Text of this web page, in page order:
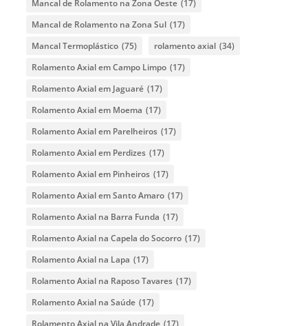
Mancal de Rolamento na Zona Oeste (17)
Mancal de Rolamento na Zona Sul (17)
Mancal Termoplástico (75) rolamento axial (34)
Rolamento Axial em Campo Limpo (17)
Rolamento Axial em Jaguaré (17)
Rolamento Axial em Moema (17)
Rolamento Axial em Parelheiros (17)
Rolamento Axial em Perdizes (17)
Rolamento Axial em Pinheiros (17)
Rolamento Axial em Santo Amaro (17)
Rolamento Axial na Barra Funda (17)
Rolamento Axial na Capela do Socorro (17)
Rolamento Axial na Lapa (17)
Rolamento Axial na Raposo Tavares (17)
Rolamento Axial na Saúde (17)
Rolamento Axial na Vila Andrade (17)